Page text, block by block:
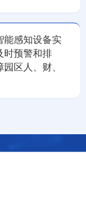
能感知设备实
时预警和排
区人、财、